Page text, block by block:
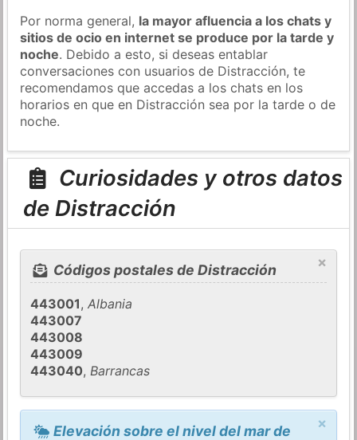
Por norma general, la mayor afluencia a los chats y
sitios de ocio en internet se produce por la tarde y
noche. Debido a esto, si deseas entablar
conversaciones con usuarios de Distracción, te
recomendamos que accedas a los chats en los
horarios en que en Distracción sea por la tarde o de
noche.
Curiosidades y otros datos
de Distracción
×
Códigos postales de Distracción
443001,Albania
443007
443008
443009
443040,Barrancas
×
Elevación sobre el nivel del mar de